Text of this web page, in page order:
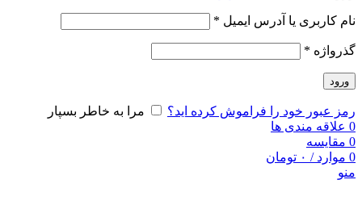
نام کاربری یا آدرس ایمیل *
گذرواژه *
ورود
رمز عبور خود را فراموش کرده اید؟
مرا به خاطر بسپار
0 علاقه مندی ها
0 مقایسه
0 موارد / ۰ تومان
منو